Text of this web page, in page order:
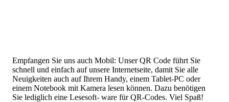
Empfangen Sie uns auch Mobil: Unser QR Code führt Sie
schnell und einfach auf unsere Internetseite, damit Sie alle
Neuigkeiten auch auf Ihrem Handy, einem Tablet-PC oder
einem Notebook mit Kamera lesen können. Dazu benötigen
Sie lediglich eine Lesesoft- ware für QR-Codes. Viel Spaß!